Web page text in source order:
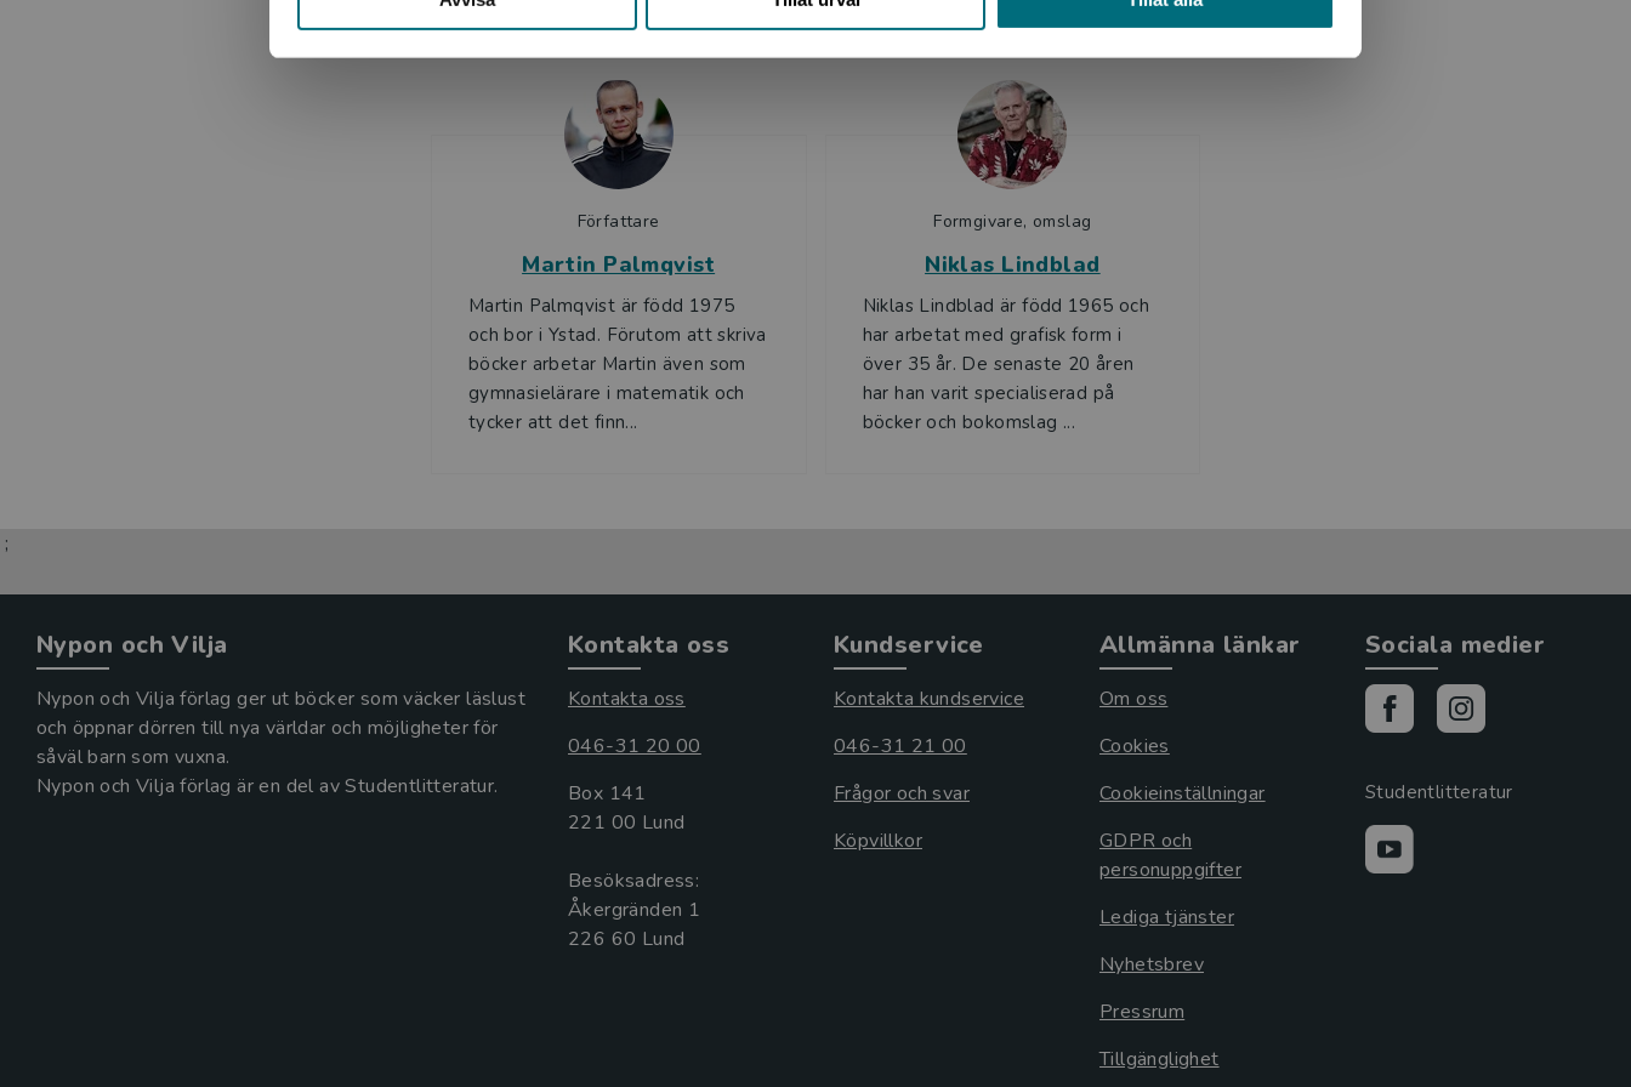
Upphovspersoner
Författare
Martin Palmqvist
Martin Palmqvist är född 1975
och bor i Ystad. Förutom att skriva
böcker arbetar Martin även som
gymnasielärare i matematik och
tycker att det finn...
Formgivare, omslag
Niklas Lindblad
Niklas Lindblad är född 1965 och
har arbetat med grafisk form i
över 35 år. De senaste 20 åren
har han varit specialiserad på
böcker och bokomslag ...
;
Nypon och Vilja
Nypon och Vilja förlag ger ut böcker som väcker läslust
och öppnar dörren till nya världar och möjligheter för
såväl barn som vuxna.
Nypon och Vilja förlag är en del av Studentlitteratur.
Kontakta oss
Kontakta oss
046-31 20 00
Box 141
221 00 Lund
Besöksadress:
Åkergränden 1
Kundservice
Kontakta kundservice
046-31 21 00
Frågor och svar
Köpvillkor
Allmänna länkar
Om oss
Cookies
Cookieinställningar
GDPR och
personuppgifter
Lediga tjänster
Nyhetsbrev
Pressrum
Tillgänglighet
Sociala medier
Studentlitteratur